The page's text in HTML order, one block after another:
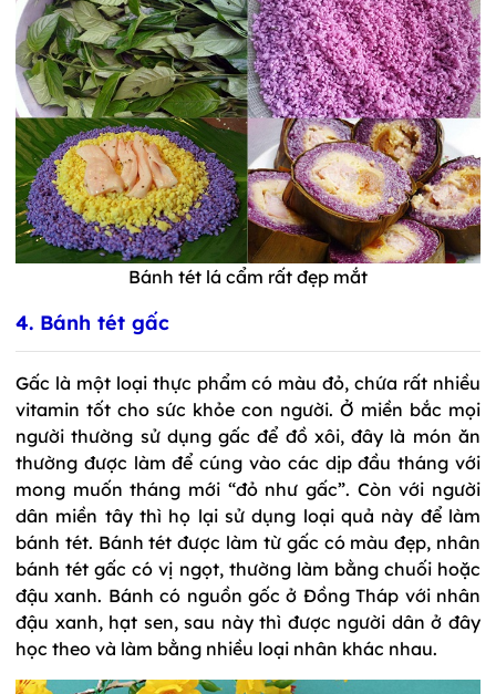
Bánh tét lá cẩm rất đẹp mắt
4. Bánh tét gấc
Gấc là một loại thực phẩm có màu đỏ, chứa rất nhiều
vitamin tốt cho sức khỏe con người. Ở miền bắc mọi
người thường sử dụng gấc để đồ xôi, đây là món ăn
thường được làm để cúng vào các dịp đầu tháng với
mong muốn tháng mới “đỏ như gấc”. Còn với người
dân miền tây thì họ lại sử dụng loại quả này để làm
bánh tét. Bánh tét được làm từ gấc có màu đẹp, nhân
bánh tét gấc có vị ngọt, thường làm bằng chuối hoặc
đậu xanh. Bánh có nguồn gốc ở Đồng Tháp với nhân
đậu xanh, hạt sen, sau này thì được người dân ở đây
học theo và làm bằng nhiều loại nhân khác nhau.